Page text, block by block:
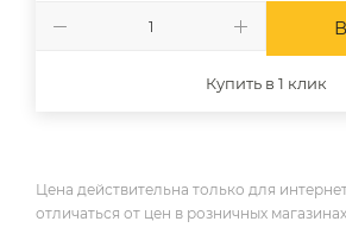
Купить в 1 клик
Цена действительна только для
отличаться от цен в розничных магазинах